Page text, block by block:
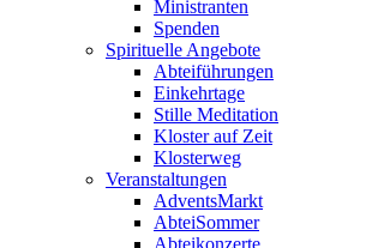
Ministranten
Spenden
Spirituelle Angebote
Abteiführungen
Einkehrtage
Stille Meditation
Kloster auf Zeit
Klosterweg
Veranstaltungen
AdventsMarkt
AbteiSommer
Abteikonzerte